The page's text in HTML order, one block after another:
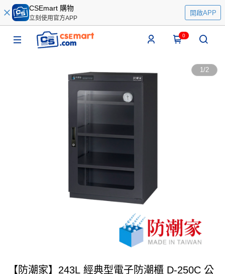
CSEmart 購物
立刻使用官方APP
開啟APP
0
1/2
【防潮家】243L 經典型電子防潮櫃 D-250C 公